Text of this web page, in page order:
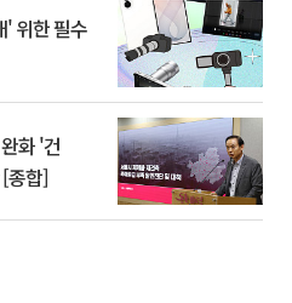
위한 필수
화 '건
종합]